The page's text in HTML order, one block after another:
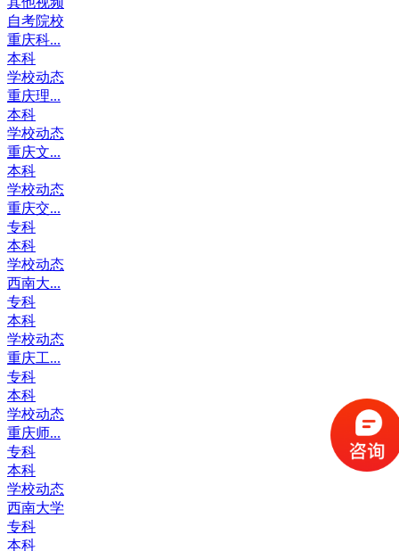
自考院校
重庆科...
本科
学校动态
重庆理...
本科
学校动态
重庆文...
本科
学校动态
重庆交...
专科
本科
学校动态
西南大...
专科
本科
学校动态
重庆工...
专科
本科
学校动态
重庆师...
专科
本科
学校动态
西南大学
专科
本科